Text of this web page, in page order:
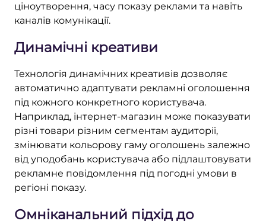
ціноутворення, часу показу реклами та навіть
каналів комунікації.
Динамічні креативи
Технологія динамічних креативів дозволяє
автоматично адаптувати рекламні оголошення
під кожного конкретного користувача.
Наприклад, інтернет-магазин може показувати
різні товари різним сегментам аудиторії,
змінювати кольорову гаму оголошень залежно
від уподобань користувача або підлаштовувати
рекламне повідомлення під погодні умови в
регіоні показу.
Омніканальний підхід до